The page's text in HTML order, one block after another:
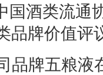
国酒类流通
品牌价值评
品牌五粮液